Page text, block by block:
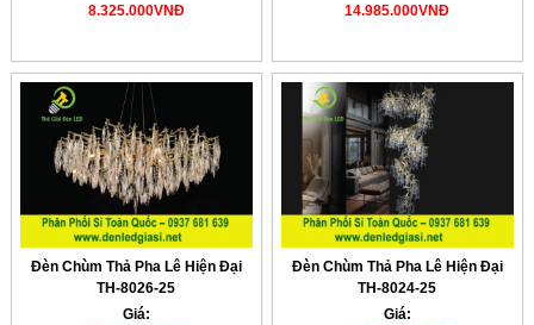
8.325.000VNĐ
14.985.000VNĐ
Đèn Chùm Thả Pha Lê Hiện Đại
TH-8026-25
Giá:
Đèn Chùm Thả Pha Lê Hiện Đại
TH-8024-25
Giá: